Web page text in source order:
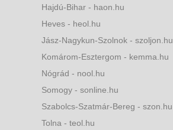
Hajdú-Bihar - haon.hu
Heves - heol.hu
Jász-Nagykun-Szolnok - szoljon.hu
Komárom-Esztergom - kemma.hu
Nógrád - nool.hu
Somogy - sonline.hu
Szabolcs-Szatmár-Bereg - szon.hu
Tolna - teol.hu